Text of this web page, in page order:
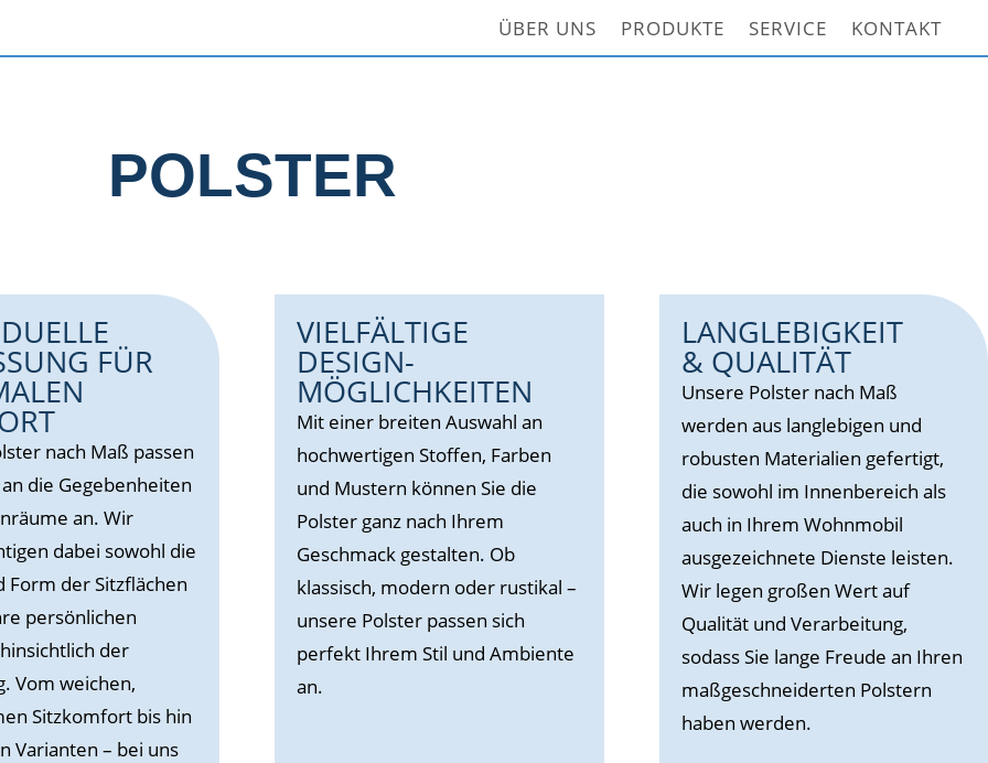
ÜBER UNS PRODUKTE SERVICE KONTAKT
POLSTER
FÜR
nach Maß passen
die Gegebenheiten
an. Wir
dabei sowohl die
Form der Sitzflächen
persönlichen
der
Vom weichen,
Sitzkomfort bis hin
Varianten – bei uns
VIELFÄLTIGE
DESIGN-
MÖGLICHKEITEN
Mit einer breiten Auswahl an
hochwertigen Stoffen, Farben
und Mustern können Sie die
Polster ganz nach Ihrem
Geschmack gestalten. Ob
klassisch, modern oder rustikal –
unsere Polster passen sich
perfekt Ihrem Stil und Ambiente
an.
LANGLEBIGKEIT
& QUALITÄT
Unsere Polster nach Maß
werden aus langlebigen und
robusten Materialien gefertigt,
die sowohl im Innenbereich als
auch in Ihrem Wohnmobil
ausgezeichnete Dienste leisten.
Wir legen großen Wert auf
Qualität und Verarbeitung,
sodass Sie lange Freude an Ihren
maßgeschneiderten Polstern
haben werden.